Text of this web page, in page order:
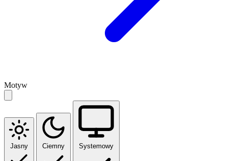
Motyw
Jasny Ciemny Systemowy